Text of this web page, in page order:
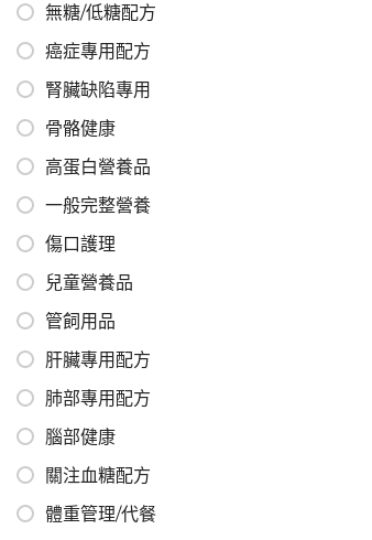
無糖/低糖配方
癌症專用配方
腎臟缺陷專用
骨骼健康
高蛋白營養品
一般完整營養
傷口護理
兒童營養品
管飼用品
肝臟專用配方
肺部專用配方
腦部健康
關注血糖配方
體重管理/代餐